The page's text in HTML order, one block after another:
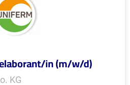
in (m/w/d)
KG